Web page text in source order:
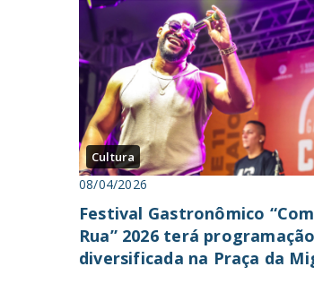
Cultura
08/04/2026
Festival Gastronômico
Rua” 2026 terá
diversificada na Praça da